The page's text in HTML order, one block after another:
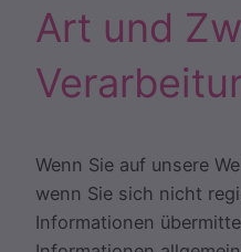
Art und
Wenn Sie auf unsere
wenn Sie sich nicht
Informationen